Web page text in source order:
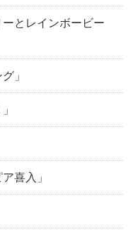
とレインボービー
」
喜入」